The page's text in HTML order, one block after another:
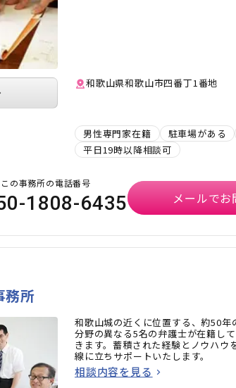
和歌山県和歌山市四番丁1番地
男性専門家在籍 駐車場がある
平日19時以降相談可
この事務所の電話番号
1808-6435 メールで
務所
和歌山城の近くに位置する、約50
分野の異なる5名の弁護士が在籍し
きます。蓄積された経験とノウハウ
線に立ちサポートいたします。
相談内容を見る